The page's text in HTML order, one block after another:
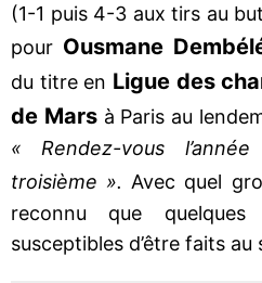
(1-1 puis 4-3 aux tirs au
pour Ousmane
du titre en Ligue des
de Marsà Paris au
« Rendez-vous
troisième ». Avec quel
reconnu que quelques
susceptibles d’être faits